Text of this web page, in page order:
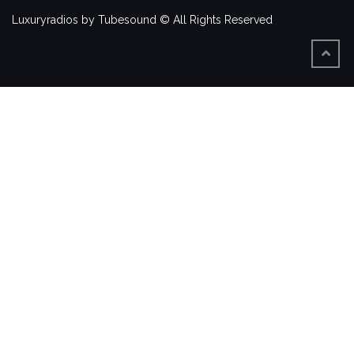
Luxuryradios by Tubesound © All Rights Reserved